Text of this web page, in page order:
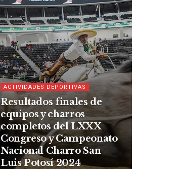
ACTIVIDADES DEPORTIVAS
Resultados finales de
equipos y charros
completos del LXXX
Congreso y Campeonato
Nacional Charro San
Luis Potosí 2024